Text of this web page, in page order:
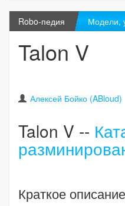
Robo-педия Модели,
Talon V
Алексей Бойко (ABloud)
Talon V --
Краткое описание